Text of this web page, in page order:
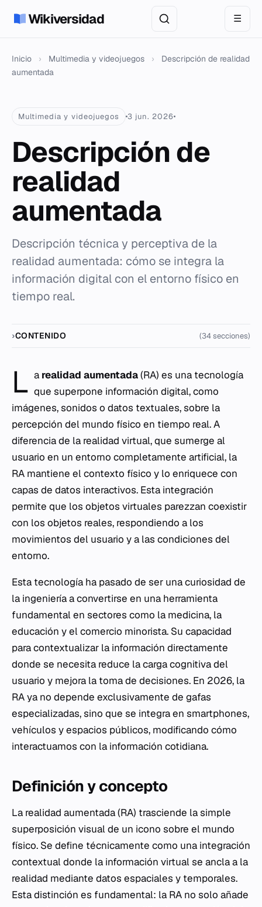
Wikiversidad ☰
Inicio › Multimedia y videojuegos ›
Descripción de realidad
aumentada
Multimedia y videojuegos 3 jun. 2026
Descripción de
realidad
aumentada
Descripción técnica y perceptiva de la
realidad aumentada: cómo se integra la
información digital con el entorno físico en
tiempo real.
CONTENIDO (34 secciones)
L a realidad aumentada(RA) es una tecnología
que superpone información digital, como
imágenes, sonidos o datos textuales, sobre la
percepción del mundo físico en tiempo real. A
diferencia de la realidad virtual, que sumerge al
usuario en un entorno completamente artificial, la
RA mantiene el contexto físico y lo enriquece con
capas de datos interactivos. Esta integración
permite que los objetos virtuales parezzan coexistir
con los objetos reales, respondiendo a los
movimientos del usuario y a las condiciones del
entorno.
Esta tecnología ha pasado de ser una curiosidad de
la ingeniería a convertirse en una herramienta
fundamental en sectores como la medicina, la
educación y el comercio minorista. Su capacidad
para contextualizar la información directamente
donde se necesita reduce la carga cognitiva del
usuario y mejora la toma de decisiones. En 2026, la
RA ya no depende exclusivamente de gafas
especializadas, sino que se integra en smartphones,
vehículos y espacios públicos, modificando cómo
interactuamos con la información cotidiana.
Definición y concepto
La realidad aumentada (RA) trasciende la simple
superposición visual de un icono sobre el mundo
físico. Se define técnicamente como una integración
contextual donde la información virtual se ancla a la
realidad mediante datos espaciales y temporales.
Esta distinción es fundamental: la RA no solo añade